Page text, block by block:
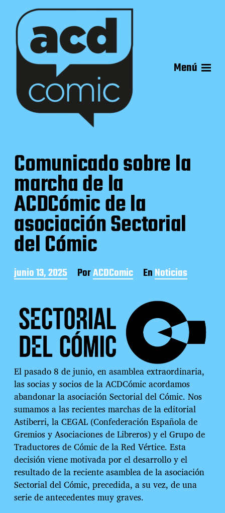
Menú
Comunicado sobre la
marcha de la
ACDCómic de la
asociación Sectorial
del Cómic
F
e
n
t
r
a
d
a
junio 13, 2025 PorACDComic EnNoticias
El pasado 8 de junio, en asamblea extraordinaria,
las socias y socios de la ACDCómic acordamos
abandonar la asociación Sectorial del Cómic. Nos
sumamos a las recientes marchas de la editorial
Astiberri, la CEGAL (Confederación Española de
Gremios y Asociaciones de Libreros) y el Grupo de
Traductores de Cómic de la Red Vértice. Esta
decisión viene motivada por el desarrollo y el
resultado de la reciente asamblea de la asociación
Sectorial del Cómic, precedida, a su vez, de una
serie de antecedentes muy graves.